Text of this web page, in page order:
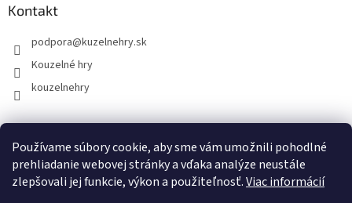
Používame súbory cookie, aby sme vám umožnili pohodlné
prehliadanie webovej stránky a vďaka analýze neustále
zlepšovali jej funkcie, výkon a použiteľnosť.Viac informácií
Kontakt
podpora@kuzelnehry.sk
Kouzelné hry
kouzelnehry
KouzelneHry.cz Gamebrand.sk